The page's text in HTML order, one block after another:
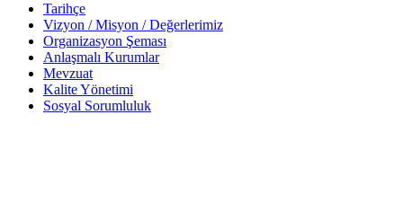
Tarihçe
Vizyon / Misyon / Değerlerimiz
Organizasyon Şeması
Anlaşmalı Kurumlar
Mevzuat
Kalite Yönetimi
Sosyal Sorumluluk